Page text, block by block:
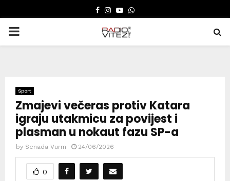
FACEBOOK
INSTAGRAM
YOUTUBE
WHATSAPP
PRIMARY
Sport
Zmajevi večeras protiv Katara
igraju utakmicu za povijest i
plasman u nokaut fazu SP-a
by Senada Vurm 24/06/2026
0